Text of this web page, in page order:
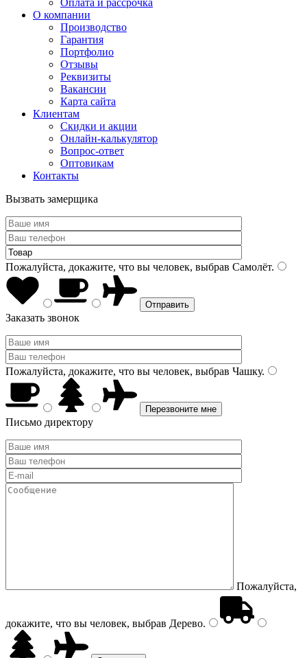
Оплата и рассрочка
О компании
Производство
Гарантия
Портфолио
Отзывы
Реквизиты
Вакансии
Карта сайта
Клиентам
Скидки и акции
Онлайн-калькулятор
Вопрос-ответ
Оптовикам
Контакты
Вызвать замерщика
Пожалуйста, докажите, что вы человек, выбрав Самолёт.
Заказать звонок
Пожалуйста, докажите, что вы человек, выбрав Чашку.
Письмо директору
Пожалуйста,
докажите, что вы человек, выбрав Дерево.